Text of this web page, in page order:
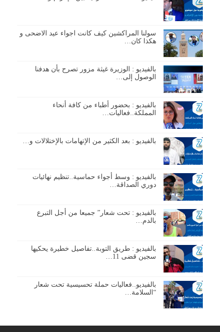
سولنا المراكشين كيف كانت اجواء عيد الاضحى و
هكذا كان…
بالفيديو : الوزيرة غيثة مزور تصرح بأن هدفنا
الوصول إلى…
بالفيديو : بحضور أطباء من كافة أنحاء
المملكة..فعاليات…
بالفيديو : بعد الكثير من الإتهامات بالإختلالات و…
بالفيديو : وسط أجواء حماسية..تنظيم نهائيات
دوري الصداقة…
بالفيديو : تحت شعار” جميعا من أجل التبرع
بالدم…
بالفيديو : طريق التوبة..تفاصيل خطيرة يحكيها
سجين قضى 11…
بالفيديو..فعاليات حملة تحسيسية تحت شعار
“السلامة…